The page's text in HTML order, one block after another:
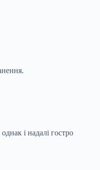
і надалі гостро